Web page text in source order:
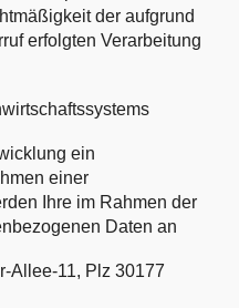
der aufgrund
erfolgten Verarbeitung
ein
einer
Ihre im Rahmen der
Daten an
Allee-11, Plz 30177